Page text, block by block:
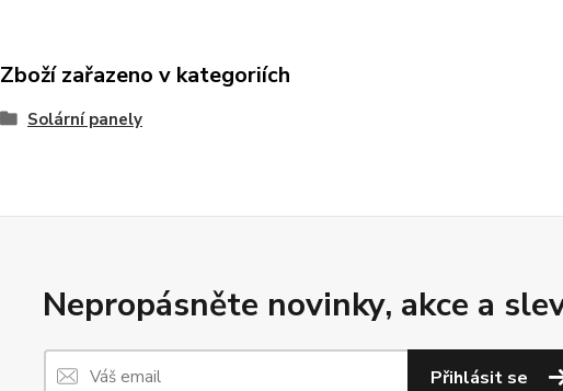
Zboží zařazeno v kategoriích
Solární panely
Nepropásněte novinky, akce a
Přihlásit se